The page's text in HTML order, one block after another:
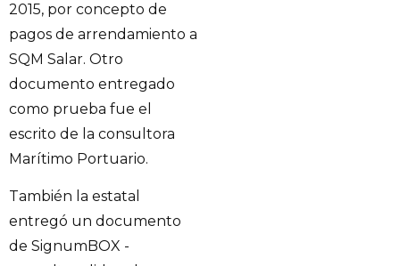
2015, por concepto de
pagos de arrendamiento a
SQM Salar. Otro
documento entregado
como prueba fue el
escrito de la consultora
Marítimo Portuario.
También la estatal
entregó un documento
de SignumBOX -